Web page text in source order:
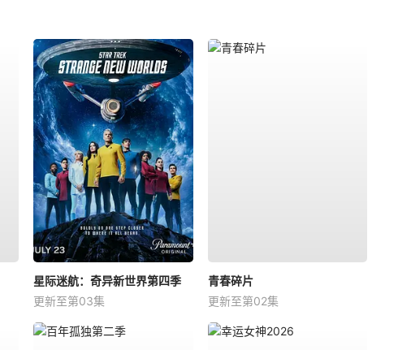
星际迷航：奇异新世界第四季
更新至第03集
青春碎片
更新至第02集